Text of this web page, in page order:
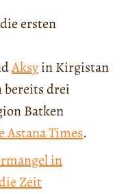
ersten
Aksyin Kirgistan
bereits drei
Batken
Astana Times.
in
Zeit